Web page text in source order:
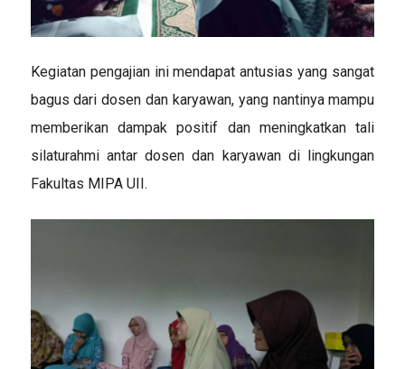
Kegiatan pengajian ini mendapat antusias yang sangat
bagus dari dosen dan karyawan, yang nantinya mampu
memberikan dampak positif dan meningkatkan tali
silaturahmi antar dosen dan karyawan di lingkungan
Fakultas MIPA UII.